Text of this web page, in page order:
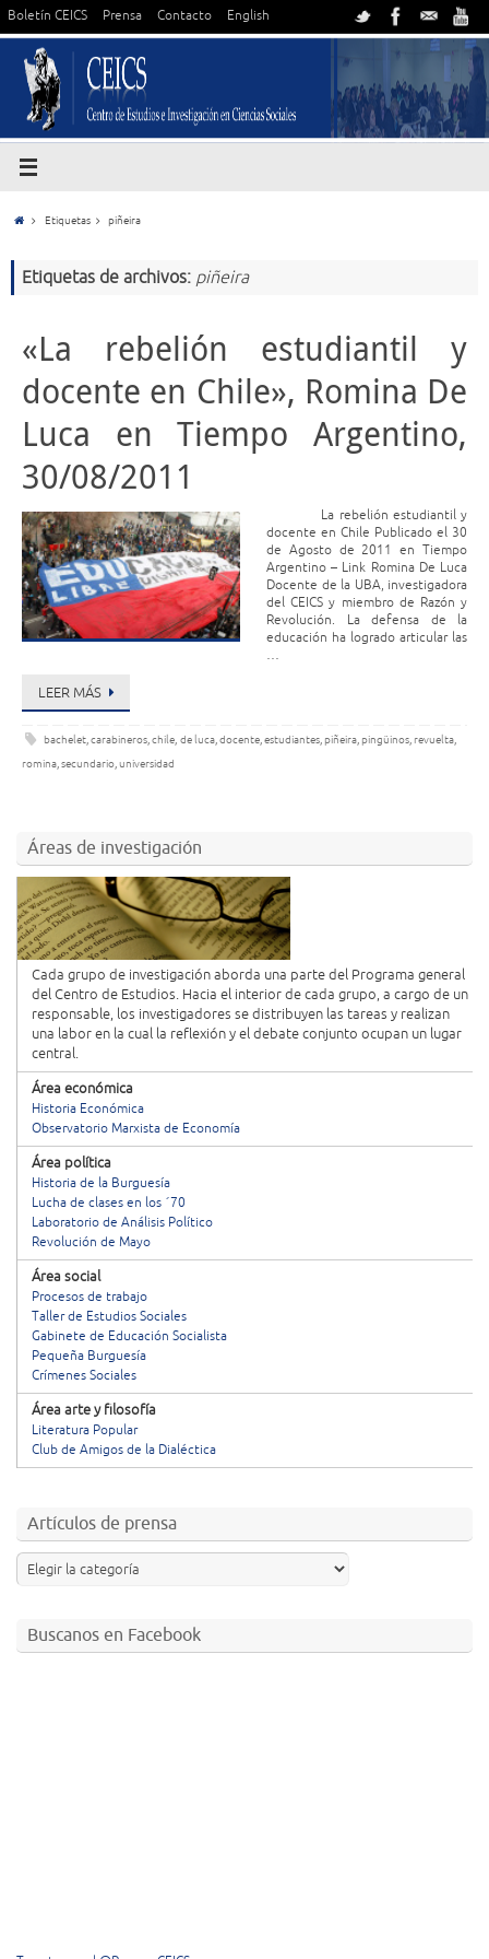
Boletín CEICS Prensa Contacto English
Etiquetas piñeira
Etiquetas de archivos: piñeira
«La rebelión estudiantil y
docente en Chile», Romina De
Luca en Tiempo Argentino,
30/08/2011
La rebelión estudiantil y
docente en Chile Publicado el 30
de Agosto de 2011 en Tiempo
Argentino – Link Romina De Luca
Docente de la UBA, investigadora
del CEICS y miembro de Razón y
Revolución. La defensa de la
educación ha logrado articular las
…
LEER MÁS
bachelet,carabineros,chile, de luca,docente,estudiantes, piñeira, pingüinos, revuelta,
romina,secundario,universidad
Áreas de investigación
Cada grupo de investigación aborda una parte del Programa general
del Centro de Estudios. Hacia el interior de cada grupo, a cargo de un
responsable, los investigadores se distribuyen las tareas y realizan
una labor en la cual la reflexión y el debate conjunto ocupan un lugar
central.
Área económica
Historia Económica
Observatorio Marxista de Economía
Área política
Historia de la Burguesía
Lucha de clases en los ´70
Laboratorio de Análisis Político
Revolución de Mayo
Área social
Procesos de trabajo
Taller de Estudios Sociales
Gabinete de Educación Socialista
Pequeña Burguesía
Crímenes Sociales
Área arte y filosofía
Literatura Popular
Club de Amigos de la Dialéctica
Artículos de prensa
Buscanos en Facebook